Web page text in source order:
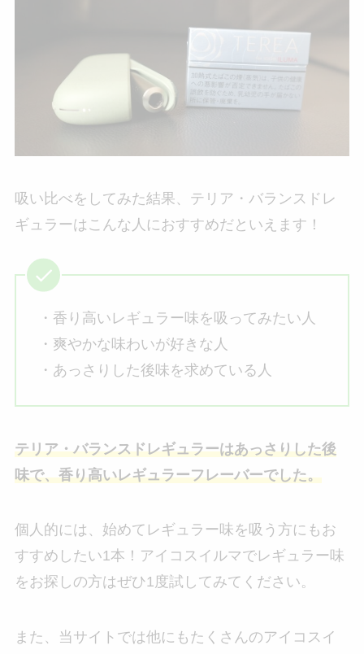
吸い比べをしてみた結果、テリア・バランスドレ
ギュラーはこんな人におすすめだといえます！
・香り高いレギュラー味を吸ってみたい人
・爽やかな味わいが好きな人
・あっさりした後味を求めている人
テリア・バランスドレギュラーはあっさりした後
味で、香り高いレギュラーフレーバーでした。
個人的には、始めてレギュラー味を吸う方にもお
すすめしたい1本！アイコスイルマでレギュラー味
をお探しの方はぜひ1度試してみてください。
また、当サイトでは他にもたくさんのアイコスイ